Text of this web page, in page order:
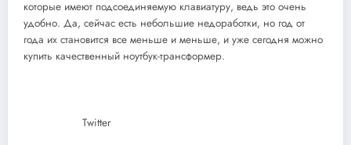
которые имеют подсоединяемую клавиатуру, ведь это очень
удобно. Да, сейчас есть небольшие недоработки, но год от
года их становится все меньше и меньше, и уже сегодня можно
купить качественный ноутбук-трансформер.
Twitter